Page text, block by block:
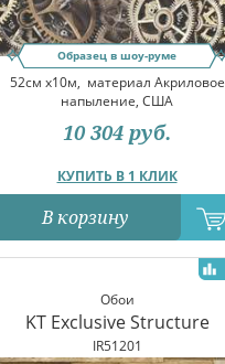
Образец в шоу-руме
52см x10м, материал Акриловое
напыление, США
КУПИТЬ В 1 КЛИК
10 304 руб.
В корзину
Обои
KT Exclusive Structure
IR51201